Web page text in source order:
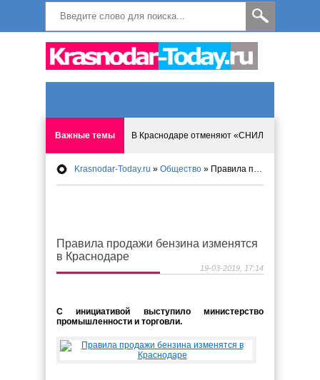
Важные темы В Краснодаре отменяют «СНИЛС», что будет
Результаты приватизации предложили
В Краснодаре усложнят снятие наличных с
Krasnodar-Today.ru » Общество » Правила продажи бензина изменятся в Краснодаре
Правила продажи бензина изменятся
в Краснодаре
19-03-2019, 17:14
С инициативой выступило министерство
промышленности и торговли.